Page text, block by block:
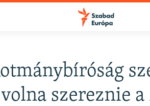
szereznie
FELIRATKOZÁS